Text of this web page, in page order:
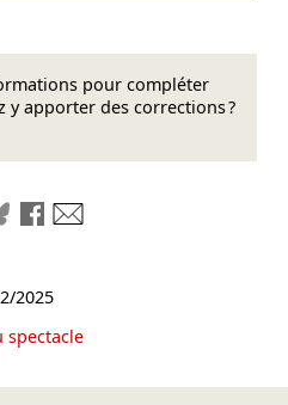
pour compléter
y apporter des corrections ?
liensur LinkedIn
sur Mastodon
Partager sur Bluesky
Partager sur Facebook
2025
spectacle